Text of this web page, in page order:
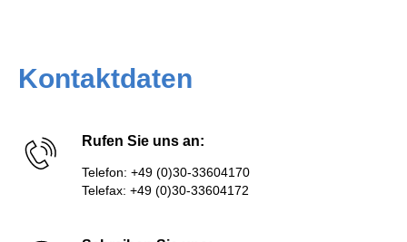
Kontaktdaten
Rufen Sie uns an:
Telefon: +49 (0)30-33604170
Telefax: +49 (0)30-33604172